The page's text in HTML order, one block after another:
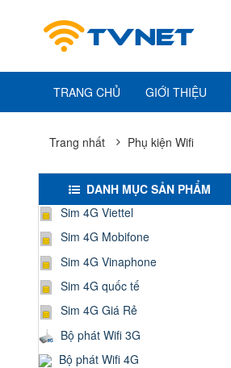
TRANG CHỦ GIỚI THIỆU
Trang nhất Phụ kiện Wifi
DANH MỤC SẢN PHẨM
Sim 4G Viettel
Sim 4G Mobifone
Sim 4G Vinaphone
Sim 4G quốc tế
Sim 4G Giá Rẻ
Bộ phát Wifi 3G
Bộ phát Wifi 4G